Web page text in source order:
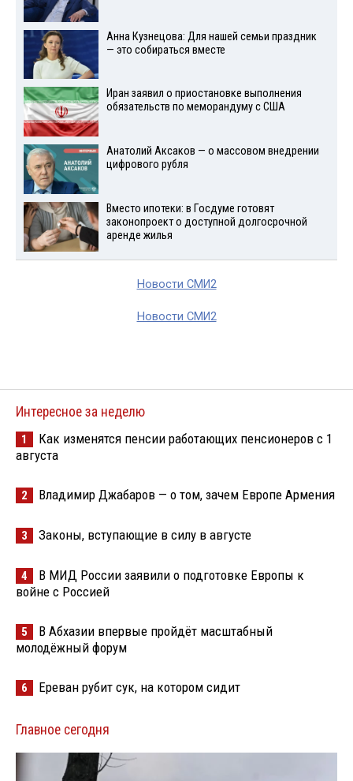
Анна Кузнецова: Для нашей семьи праздник
— это собираться вместе
Иран заявил о приостановке выполнения
обязательств по меморандуму с США
Анатолий Аксаков — о массовом внедрении
цифрового рубля
Вместо ипотеки: в Госдуме готовят
законопроект о доступной долгосрочной
аренде жилья
Новости СМИ2
Новости СМИ2
Интересное за неделю
1
Как изменятся пенсии работающих пенсионеров с 1
августа
2 Владимир Джабаров — о том, зачем Европе Армения
3 Законы, вступающие в силу в августе
4
В МИД России заявили о подготовке Европы к
войне с Россией
5
В Абхазии впервые пройдёт масштабный
молодёжный форум
6 Ереван рубит сук, на котором сидит
Главное сегодня